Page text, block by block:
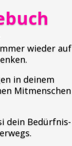
wieder auf
in deinem
Mitmenschen
dein Bedürfnis-